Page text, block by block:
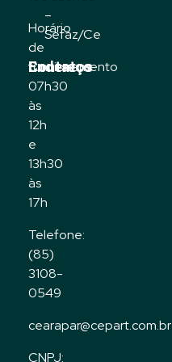
–
Sefaz/Ce
Contatos
Horário
de
funcionamento
07h30
às
12h
e
13h30
às
17h
Telefone:
(85)
3108-
0549
cearapar@cepart.com.br
CNPJ:
Endereço